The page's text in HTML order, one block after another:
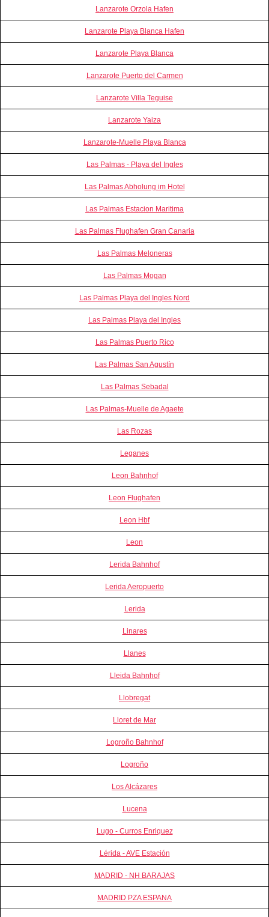
Lanzarote Orzola Hafen
Lanzarote Playa Blanca Hafen
Lanzarote Playa Blanca
Lanzarote Puerto del Carmen
Lanzarote Villa Teguise
Lanzarote Yaiza
Lanzarote-Muelle Playa Blanca
Las Palmas - Playa del Ingles
Las Palmas Abholung im Hotel
Las Palmas Estacion Maritima
Las Palmas Flughafen Gran Canaria
Las Palmas Meloneras
Las Palmas Mogan
Las Palmas Playa del Ingles Nord
Las Palmas Playa del Ingles
Las Palmas Puerto Rico
Las Palmas San Agustín
Las Palmas Sebadal
Las Palmas-Muelle de Agaete
Las Rozas
Leganes
Leon Bahnhof
Leon Flughafen
Leon Hbf
Leon
Lerida Bahnhof
Lerida Aeropuerto
Lerida
Linares
Llanes
Lleida Bahnhof
Llobregat
Lloret de Mar
Logroño Bahnhof
Logroño
Los Alcázares
Lucena
Lugo - Curros Enriquez
Lérida - AVE Estación
MADRID - NH BARAJAS
MADRID PZA ESPANA